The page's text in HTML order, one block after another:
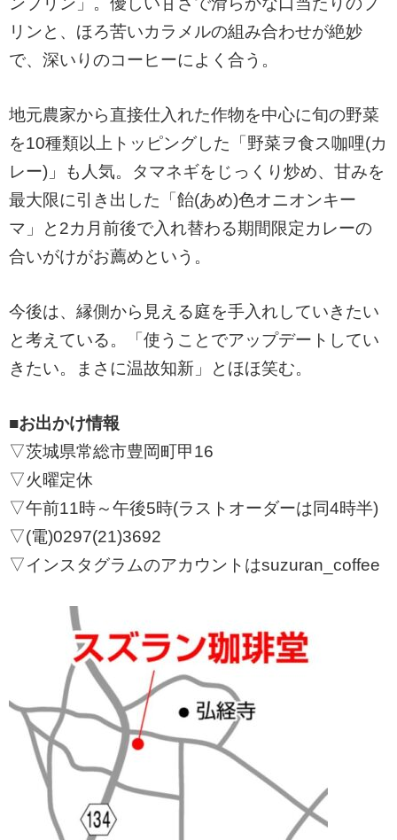
リンと、ほろ苦いカラメルの組み合わせが絶妙
で、深いりのコーヒーによく合う。
地元農家から直接仕入れた作物を中心に旬の野菜
を10種類以上トッピングした「野菜ヲ食ス咖哩(カ
レー)」も人気。タマネギをじっくり炒め、甘みを
最大限に引き出した「飴(あめ)色オニオンキー
マ」と2カ月前後で入れ替わる期間限定カレーの
合いがけがお薦めという。
今後は、縁側から見える庭を手入れしていきたい
と考えている。「使うことでアップデートしてい
きたい。まさに温故知新」とほほ笑む。
■お出かけ情報
▽茨城県常総市豊岡町甲16
▽火曜定休
▽午前11時～午後5時(ラストオーダーは同4時半)
▽(電)0297(21)3692
▽インスタグラムのアカウントはsuzuran_coffee